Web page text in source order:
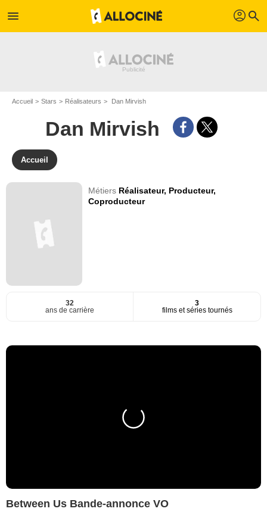
menu profil search
Accueil Stars Réalisateurs Dan Mirvish
Dan Mirvish
Accueil
Métiers Réalisateur, Producteur,
Coproducteur
32
ans de carrière
3
films et séries tournés
Between Us Bande-annonce VO